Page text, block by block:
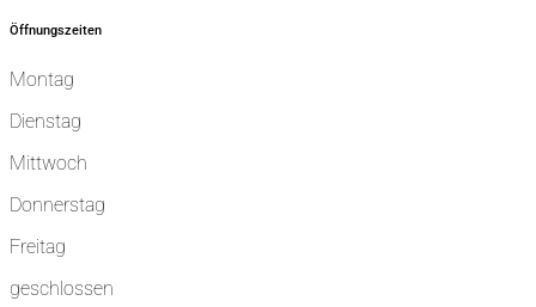
Öffnungszeiten
Montag
Dienstag
Mittwoch
Donnerstag
Freitag
geschlossen